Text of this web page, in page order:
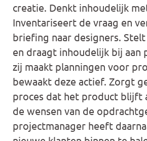
creatie. Denkt inhoudelijk
Inventariseert de vraag en
briefing naar designers.
en draagt inhoudelijk bij aan
zij maakt planningen voor
bewaakt deze actief. Zorgt
proces dat het product blijft
de wensen van de
projectmanager heeft